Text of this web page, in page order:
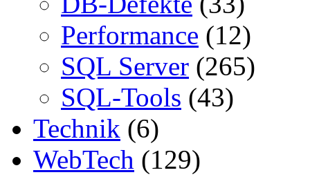
Performance (12)
SQL Server (265)
SQL-Tools (43)
Technik (6)
WebTech (129)